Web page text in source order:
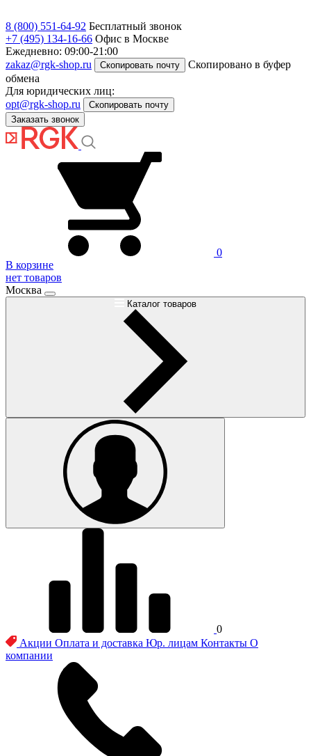
8 (800) 551-64-92 Бесплатный звонок
+7 (495) 134-16-66 Офис в Москве
Ежедневно: 09:00-21:00
zakaz@rgk-shop.ru
Скопировать почту
Скопировано в буфер
обмена
Для юридических лиц:
opt@rgk-shop.ru
Скопировать почту
Заказать звонок
0
В корзине
нет товаров
Москва
Каталог товаров
0
Акции Оплата и доставка Юр. лицам Контакты О
компании